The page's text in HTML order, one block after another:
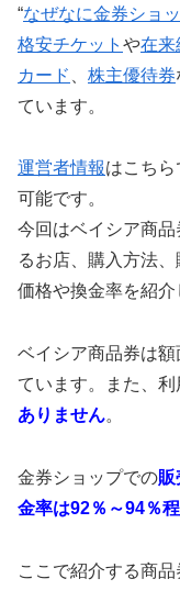
“なぜなに金券ショ
格安チケット や在来
カード
株主優待券
ています。
運営者情報はこちら
可能です。
今回はベイシア商
るお店、購入方法
価格や換金率を紹介
ベイシア商品券は
ています。また、利
ありません。
金券ショップでの販
金率は92％～94％
ここで紹介する商品